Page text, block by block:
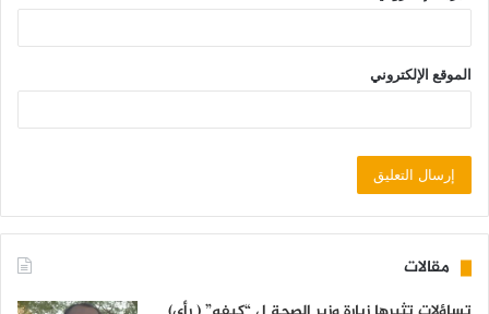
الموقع الإلكتروني
مقالات